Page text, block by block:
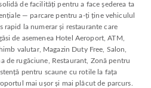
de facilități pentru a face șederea ta
— parcare pentru a-ți ține vehiculul
rapid la numerar și restaurante care
de asemenea Hotel Aeroport, ATM,
valutar, Magazin Duty Free, Salon,
de rugăciune, Restaurant, Zonă pentru
pentru scaune cu rotile la fața
mai ușor și mai plăcut de parcurs.